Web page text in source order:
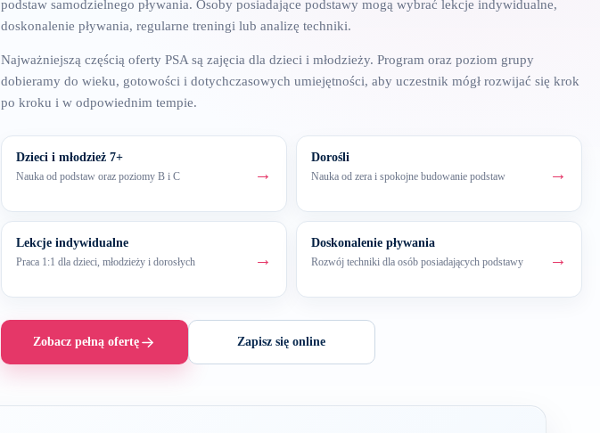
podstaw samodzielnego pływania. Osoby posiadające podstawy mogą wybrać lekcje indywidualne,
doskonalenie pływania, regularne treningi lub analizę techniki.
Najważniejszą częścią oferty PSA są zajęcia dla dzieci i młodzieży. Program oraz poziom grupy
dobieramy do wieku, gotowości i dotychczasowych umiejętności, aby uczestnik mógł rozwijać się krok
po kroku i w odpowiednim tempie.
Dzieci i młodzież 7+
Nauka od podstaw oraz poziomy B i C
Dorośli
Nauka od zera i spokojne budowanie podstaw
Lekcje indywidualne
Praca 1:1 dla dzieci, młodzieży i dorosłych
Doskonalenie pływania
Rozwój techniki dla osób posiadających podstawy
Zobacz pełną ofertę Zapisz się online